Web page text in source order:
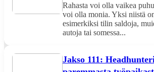
Rahasta voi olla vaikea
voi olla monia. Yksi niistä
esimerkiksi tilin saldoja,
autoja tai somessa...
Jakso 111: